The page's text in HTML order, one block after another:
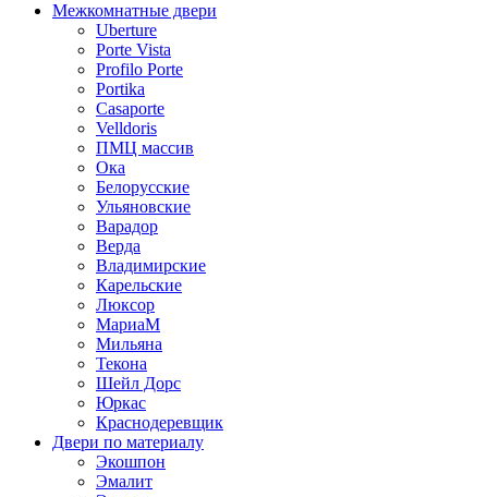
Межкомнатные двери
Uberture
Porte Vista
Profilo Porte
Portika
Casaporte
Velldoris
ПМЦ массив
Ока
Белорусские
Ульяновские
Варадор
Верда
Владимирские
Карельские
Люксор
МариаМ
Мильяна
Текона
Шейл Дорс
Юркас
Краснодеревщик
Двери по материалу
Экошпон
Эмалит